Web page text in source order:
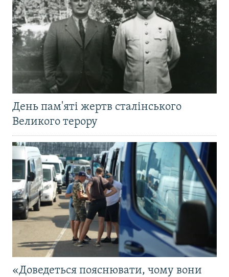
День пам'яті жертв сталінського
Великого терору
«Доведеться пояснювати, чому вони